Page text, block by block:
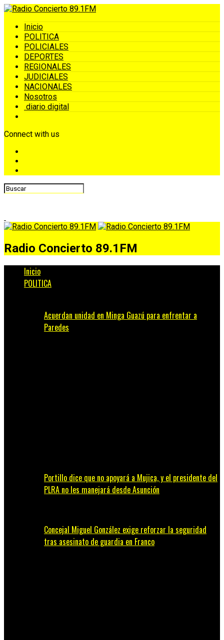
Inicio
POLITICA
POLICIALES
DEPORTES
REGIONALES
JUDICIALES
NACIONALES
Nosotros
diario digital
Connect with us
Radio Concierto 89.1FM
Inicio
POLITICA
Acuerdan unidad en Minga Guazú para enfrentar a
Paredes
Portillo dice que no apoyará a Mujica, y el presidente del
PLRA no les manejará desde Asunción
Concejal Miguel González exige reforzar la seguridad
tras asesinato de guardia en Franco